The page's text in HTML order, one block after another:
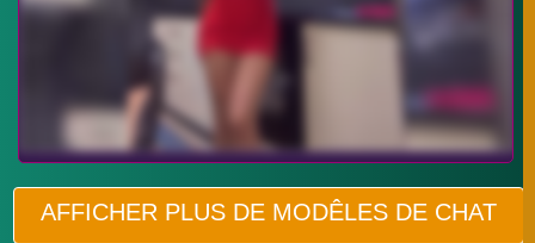
AFFICHER PLUS DE MODÊLES DE CHAT